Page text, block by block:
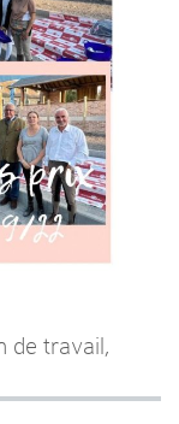
de travail,